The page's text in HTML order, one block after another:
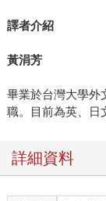
譯者介紹
黃涓芳
畢業於台灣大學外
職。目前為英、日
詳細資料